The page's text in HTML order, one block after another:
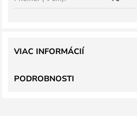
PODROBNOSTI
VIAC INFORMÁCIÍ